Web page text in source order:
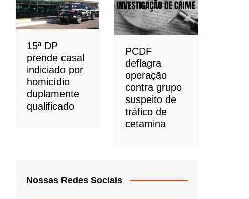
15ª DP
prende casal
indiciado por
homicídio
duplamente
qualificado
PCDF
deflagra
operação
contra grupo
suspeito de
tráfico de
cetamina
Nossas Redes Sociais